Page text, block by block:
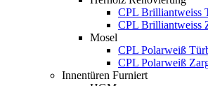
CPL Brilliantweiss
CPL Brilliantweiss
Mosel
CPL Polarweiß
CPL Polarweiß
Innentüren Furniert